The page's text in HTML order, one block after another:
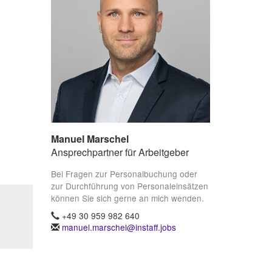
Manuel Marschel
Ansprechpartner für Arbeitgeber
Bei Fragen zur Personalbuchung oder
zur Durchführung von Personaleinsätzen
können Sie sich gerne an mich wenden.
+49 30 959 982 640
manuel.marschel@instaff.jobs